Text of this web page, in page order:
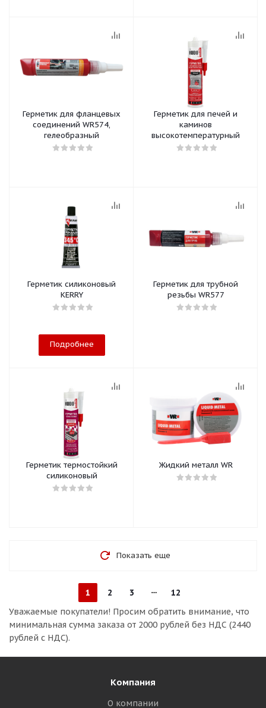
Герметик для фланцевых
соединений WR574,
гелеобразный
Герметик для печей и
каминов
высокотемпературный
Герметик силиконовый
KERRY
Подробнее
Герметик для трубной
резьбы WR577
Герметик термостойкий
силиконовый
Жидкий металл WR
Показать еще
1 2 3
12
Уважаемые покупатели! Просим обратить внимание, что
минимальная сумма заказа от 2000 рублей без НДС (2440
рублей с НДС).
Компания
О компании